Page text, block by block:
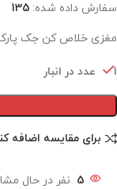
سفارش داده شده: 135
مغزی خلاص کن جک پارکینگی
1 عدد در انبار
برای مقایسه اضافه
5 نفر در حال